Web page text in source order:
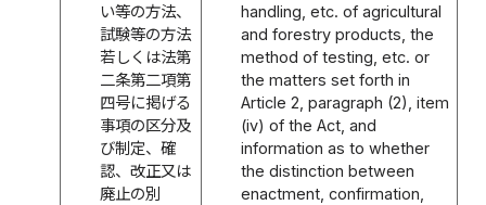
い等の方法、
試験等の方法
若しくは法第
二条第二項第
四号に掲げる
事項の区分及
び制定、確
認、改正又は
廃止の別
handling, etc. of agricultural
and forestry products, the
method of testing, etc. or
the matters set forth in
Article 2, paragraph (2), item
(iv) of the Act, and
information as to whether
the distinction between
enactment, confirmation,